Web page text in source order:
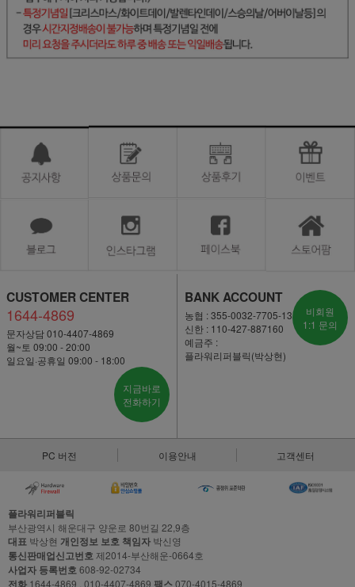
CUSTOMER CENTER
1644-4869
문자상담 010-4407-4869
월~토 09:00 - 20:00
일요일·공휴일 09:00 - 18:00
지금바로
전화하기
BANK ACCOUNT
농협 : 355-0032-7705-13
신한 : 110-427-887160
예금주 :
플라워리퍼블릭(박상현)
비회원
1:1 문의
PC 버전 이용안내 고객센터
플라워리퍼블릭
부산광역시 해운대구 양운로 80번길 22,9층
대표 박상현 개인정보 보호 책임자 박신영
통신판매업신고번호 제2014-부산해운-0664호
사업자 등록번호 608-92-02734
전화 1644-4869 , 010-4407-4869 팩스070-4015-4869